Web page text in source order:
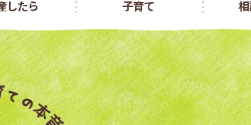
したら 子育て